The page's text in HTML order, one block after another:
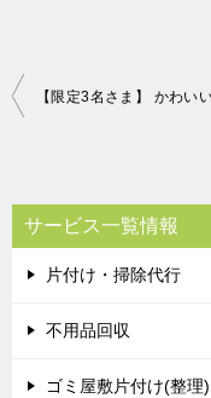
投
ビ
ゲ
ー
シ
サービス一覧情報
片付け・掃除代行
不用品回収
ゴミ屋敷片付け(整理)